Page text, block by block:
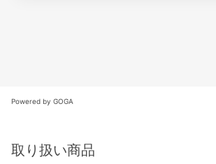
Powered by GOGA
取り扱い商品